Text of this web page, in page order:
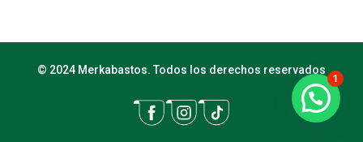
© 2024 Merkabastos. Todos los derechos reservados
1